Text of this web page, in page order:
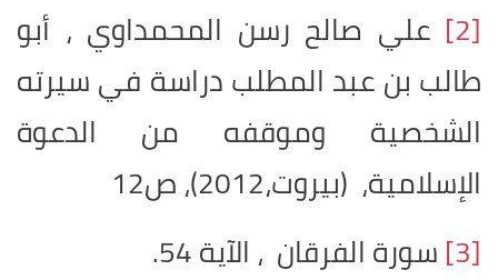
[2] علي صالح رسن المحمداوي ، أبو
طالب بن عبد المطلب دراسة في سيرته
الشخصية وموقفه من الدعوة
الإسلامية، (بيروت،2012)، ص12
[3]سورة الفرقان ، الآية 54.